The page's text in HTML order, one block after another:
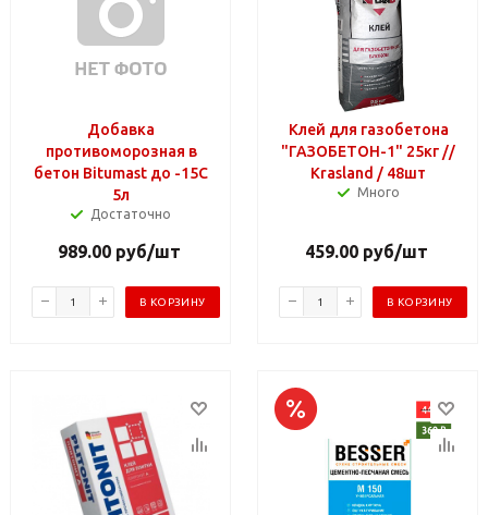
Добавка
противоморозная в
бетон Bitumast до -15C
5л
Достаточно
989.00руб/шт
В КОРЗИНУ
Клей для газобетона
"ГАЗОБЕТОН-1" 25кг //
Krasland / 48шт
Много
459.00руб/шт
В КОРЗИНУ